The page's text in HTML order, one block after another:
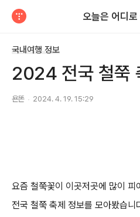
오늘은 어디
국내여행 정보
2024 전국 철쭉
욘똔 2024. 4. 19. 15:29
요즘 철쭉꽃이 이곳저곳에 많이 피
전국 철쭉 축제 정보를 모아봤습니